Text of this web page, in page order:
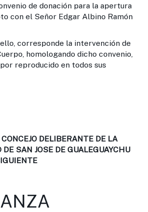
de donación para la apertura
con el Señor Edgar Albino Ramón
corresponde la intervención de
homologando dicho convenio,
reproducido en todos sus
DELIBERANTE DE LA
SAN JOSE DE GUALEGUAYCHU